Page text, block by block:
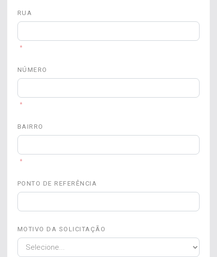
RUA
*
NÚMERO
*
BAIRRO
*
PONTO DE REFERÊNCIA
MOTIVO DA SOLICITAÇÃO